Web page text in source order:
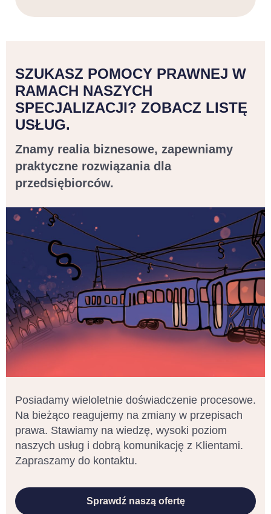
SZUKASZ POMOCY PRAWNEJ W
RAMACH NASZYCH
SPECJALIZACJI? ZOBACZ LISTĘ
USŁUG.
Znamy realia biznesowe, zapewniamy
praktyczne rozwiązania dla
przedsiębiorców.
Posiadamy wieloletnie doświadczenie procesowe.
Na bieżąco reagujemy na zmiany w przepisach
prawa. Stawiamy na wiedzę, wysoki poziom
naszych usług i dobrą komunikację z Klientami.
Zapraszamy do kontaktu.
Sprawdź naszą ofertę